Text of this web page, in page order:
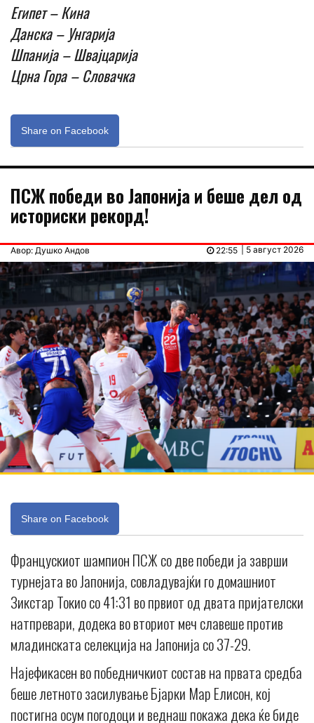
Египет – Кина
Данска – Унгарија
Шпанија – Швајцарија
Црна Гора – Словачка
Share on Facebook
ПСЖ победи во Јапонија и беше дел од
историски рекорд!
Авор: Душко Андов | 5 август 2026
22:55
Share on Facebook
Францускиот шампион ПСЖ со две победи ја заврши
турнејата во Јапонија, совладувајќи го домашниот
Зикстар Токио со 41:31 во првиот од двата пријателски
натпревари, додека во вториот меч славеше против
младинската селекција на Јапонија со 37-29.
Најефикасен во победничкиот состав на првата средба
беше летното засилување Бјарки Мар Елисон, кој
постигна осум погодоци и веднаш покажа дека ќе биде